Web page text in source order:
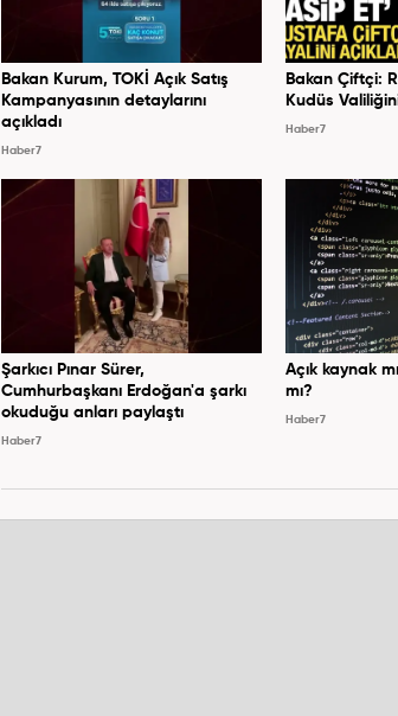
Bakan Kurum, TOKİ Açık Satış
Kampanyasının detaylarını
açıkladı
Haber7
Bakan Çiftçi:
Kudüs
Haber7
Şarkıcı Pınar Sürer,
Cumhurbaşkanı Erdoğan'a şarkı
okuduğu anları paylaştı
Haber7
Açık kaynak
mı?
Haber7